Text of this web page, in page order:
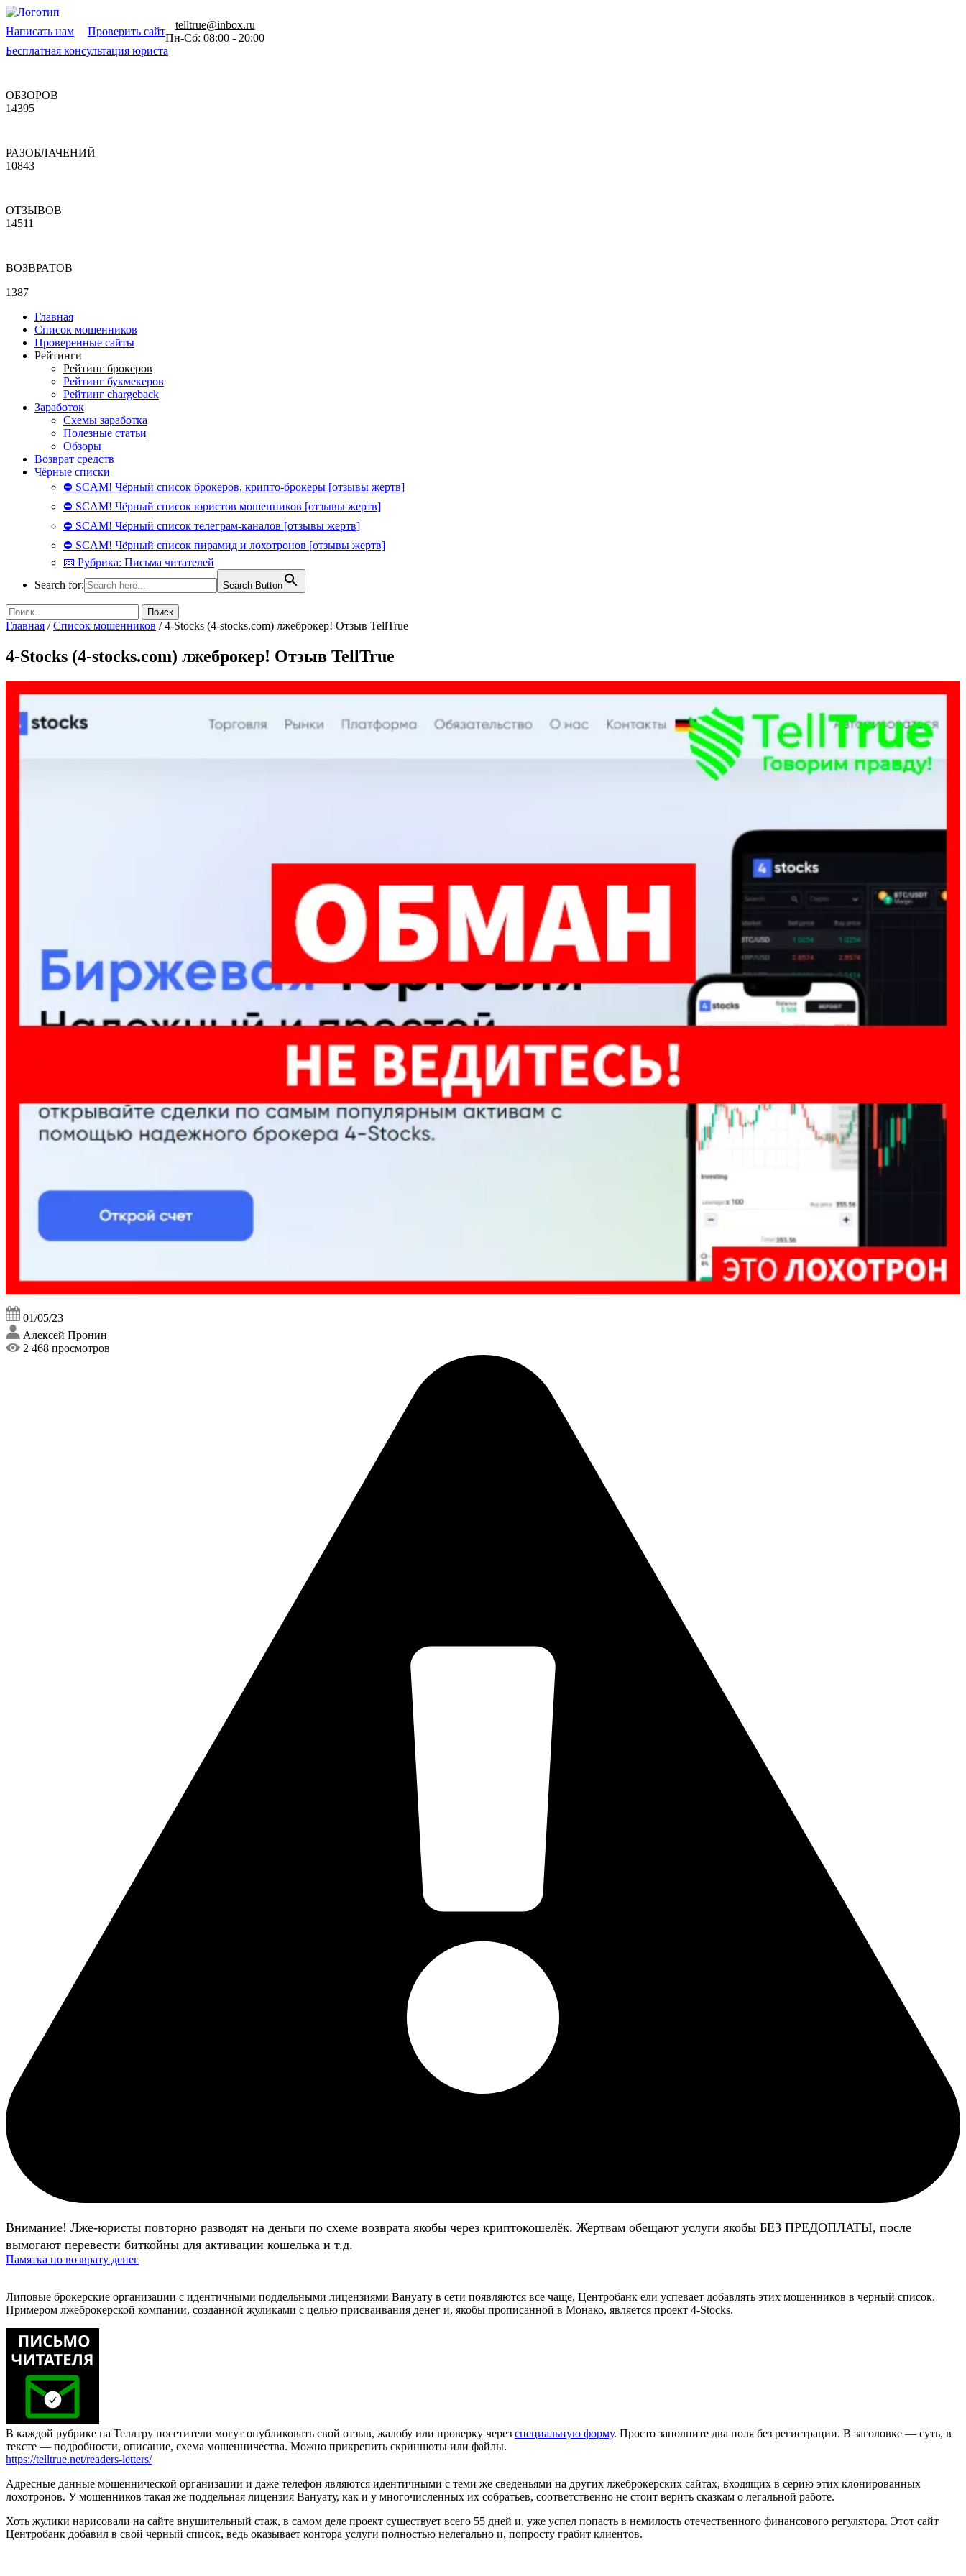
Написать нам Проверить сайт
telltrue@inbox.ru
Пн-Сб: 08:00 - 20:00
Бесплатная консультация юриста
ОБЗОРОВ
14395
РАЗОБЛАЧЕНИЙ
10843
ОТЗЫВОВ
14511
ВОЗВРАТОВ
1387
Главная
Список мошенников
Проверенные сайты
Рейтинги
Рейтинг брокеров
Рейтинг букмекеров
Рейтинг chargeback
Заработок
Схемы заработка
Полезные статьи
Обзоры
Возврат средств
Чёрные списки
⛔ SCAM! Чёрный список брокеров, крипто-брокеры [отзывы жертв]
⛔ SCAM! Чёрный список юристов мошенников [отзывы жертв]
⛔ SCAM! Чёрный список телеграм-каналов [отзывы жертв]
⛔ SCAM! Чёрный список пирамид и лохотронов [отзывы жертв]
📧 Рубрика: Письма читателей
Search for:
Search Button
Главная /Список мошенников /4-Stocks (4-stocks.com) лжеброкер! Отзыв TellTrue
4-Stocks (4-stocks.com) лжеброкер! Отзыв TellTrue
01/05/23
Алексей Пронин
2 468 просмотров
Внимание! Лже-юристы повторно разводят на деньги по схеме возврата якобы через криптокошелёк. Жертвам обещают услуги якобы БЕЗ ПРЕДОПЛАТЫ, после
вымогают перевести биткойны для активации кошелька и т.д.
Памятка по возврату денег
Липовые брокерские организации с идентичными поддельными лицензиями Вануату в сети появляются все чаще, Центробанк ели успевает добавлять этих мошенников в черный список.
Примером лжеброкерской компании, созданной жуликами с целью присваивания денег и, якобы прописанной в Монако, является проект 4-Stocks.
В каждой рубрике на Теллтру посетители могут опубликовать свой отзыв, жалобу или проверку через специальную форму. Просто заполните два поля без регистрации. В заголовке — суть, в
тексте — подробности, описание, схема мошенничества. Можно прикрепить скриншоты или файлы.
https://telltrue.net/readers-letters/
Адресные данные мошеннической организации и даже телефон являются идентичными с теми же сведеньями на других лжеброкерских сайтах, входящих в серию этих клонированных
лохотронов. У мошенников такая же поддельная лицензия Вануату, как и у многочисленных их собратьев, соответственно не стоит верить сказкам о легальной работе.
Хоть жулики нарисовали на сайте внушительный стаж, в самом деле проект существует всего 55 дней и, уже успел попасть в немилость отечественного финансового регулятора. Этот сайт
Центробанк добавил в свой черный список, ведь оказывает контора услуги полностью нелегально и, попросту грабит клиентов.